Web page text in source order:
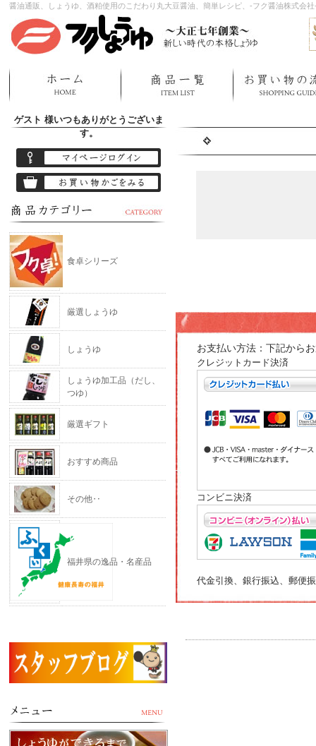
醤油通販、しょうゆ、酒粕使用のこだわり丸大豆醤油、簡単レシピ、-フク醤油株式会社
ゲスト 様いつもありがとうございま
す。
食卓シリーズ
厳選しょうゆ
しょうゆ
しょうゆ加工品（だし、
つゆ）
厳選ギフト
おすすめ商品
その他‥
福井県の逸品・名産品
お支払い方法：下記から
クレジットカード決済
コンビニ決済
代金引換、銀行振込、郵便